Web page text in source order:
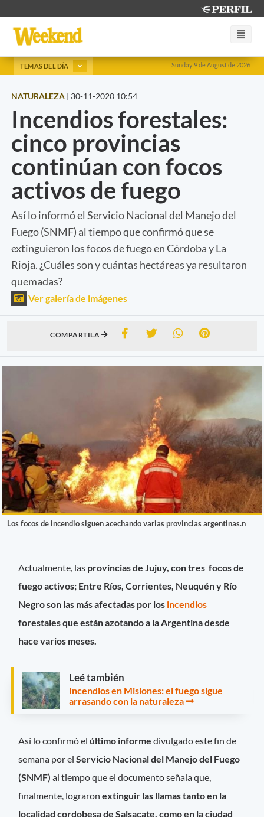
Sunday 9 de August de 2026
TEMAS DEL DÍA
NATURALEZA | 30-11-2020 10:54
Incendios forestales:
cinco provincias
continúan con focos
activos de fuego
Así lo informó el Servicio Nacional del Manejo del
Fuego (SNMF) al tiempo que confirmó que se
extinguieron los focos de fuego en Córdoba y La
Rioja. ¿Cuáles son y cuántas hectáreas ya resultaron
quemadas?
Ver galería de imágenes
COMPARTILA
Los focos de incendio siguen acechando varias provincias argentinas.n
Actualmente, las provincias de Jujuy, con tres focos de
fuego activos; Entre Ríos, Corrientes, Neuquén y Río
Negro son las más afectadas por los incendios
forestales que están azotando a la Argentina desde
hace varios meses.
Leé también
Incendios en Misiones: el fuego sigue
arrasando con la naturaleza
Así lo confirmó el último informe divulgado este fin de
semana por elServicio Nacional del Manejo del Fuego
(SNMF)al tiempo que el documento señala que,
finalmente, lograronextinguir las llamas tanto en la
localidad cordobesa de Salsacate, como en la ciudad